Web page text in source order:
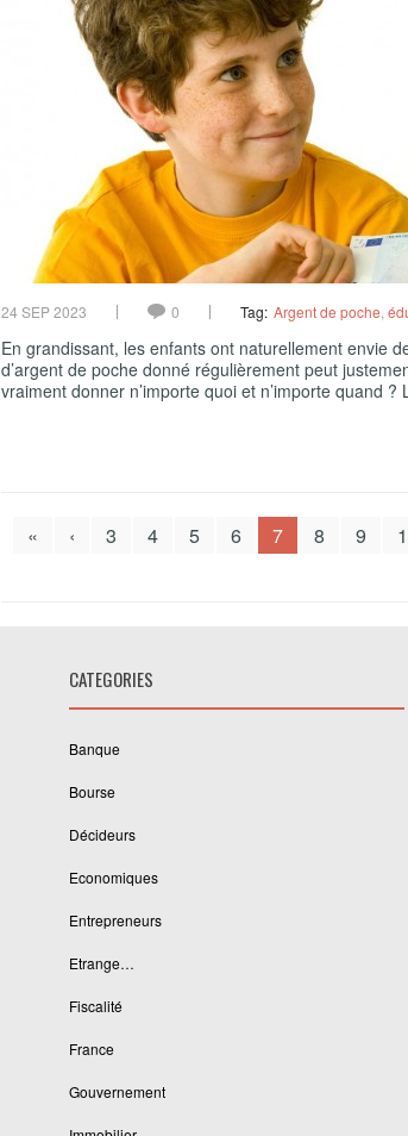
24 SEP 2023 0 Tag: Argent de poche
En grandissant, les enfants ont naturellement envie
d’argent de poche donné régulièrement peut
vraiment donner n’importe quoi et n’importe quand
« ‹ 3 4 5 6 7 8 9
CATEGORIES
Banque
Bourse
Décideurs
Economiques
Entrepreneurs
Etrange…
Fiscalité
France
Gouvernement